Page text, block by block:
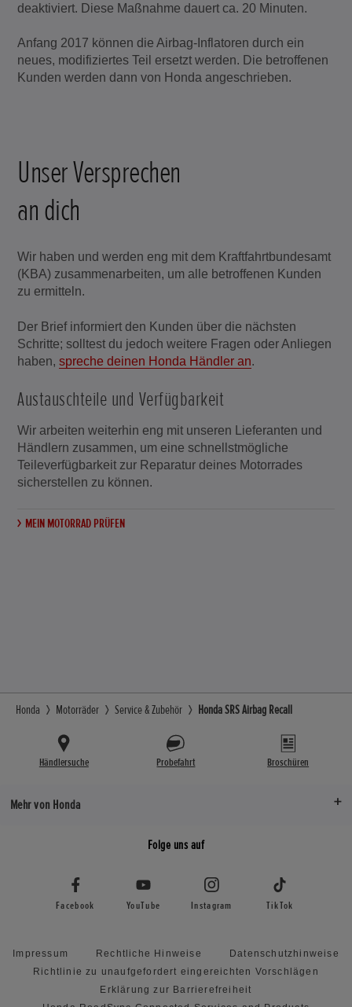
deaktiviert. Diese Maßnahme dauert ca. 20 Minuten.
Anfang 2017 können die Airbag-Inflatoren durch ein
neues, modifiziertes Teil ersetzt werden. Die betroffenen
Kunden werden dann von Honda angeschrieben.
Unser Versprechen
an dich
Wir haben und werden eng mit dem Kraftfahrtbundesamt
(KBA) zusammenarbeiten, um alle betroffenen Kunden
zu ermitteln.
Der Brief informiert den Kunden über die nächsten
Schritte; solltest du jedoch weitere Fragen oder Anliegen
haben,spreche deinen Honda Händler an.
Austauschteile und Verfügbarkeit
Wir arbeiten weiterhin eng mit unseren Lieferanten und
Händlern zusammen, um eine schnellstmögliche
Teileverfügbarkeit zur Reparatur deines Motorrades
sicherstellen zu können.
MEIN MOTORRAD PRÜFEN
Honda Motorräder Service & Zubehör Honda SRS Airbag Recall
Händlersuche Probefahrt Broschüren
Mehr von Honda
Folge uns auf
Facebook YouTube Instagram TikTok
Impressum Rechtliche Hinweise
Datenschutzhinweise
Richtlinie zu unaufgefordert eingereichten Vorschlägen
Erklärung zur Barrierefreiheit